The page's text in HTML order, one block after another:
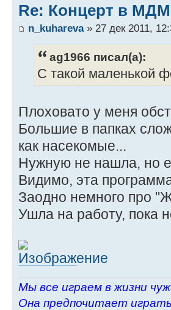
Re: Концерт в
n_kuhareva» 27 дек 2011,
ag1966 писал(а):
С такой маленькой
Плоховато у меня
Большие в папках
как насекомые...
Нужную не нашла, но
Видимо, эта
Заодно немного про
Ушла на работу, пока
Мы все играем в жизни
Она предпочитает